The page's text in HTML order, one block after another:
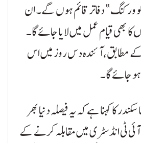
ورکنگ” دفاتر قائم ہوں گے۔ ان
کا بھی قیام عمل میں لایا جائے گا۔
کے مطابق، آئندہ دس روز میں اس
جائے گا۔
کا کہنا ہے کہ یہ فیصلہ دنیا بھر
ٹی انڈسٹری میں مقابلہ کرنے کے